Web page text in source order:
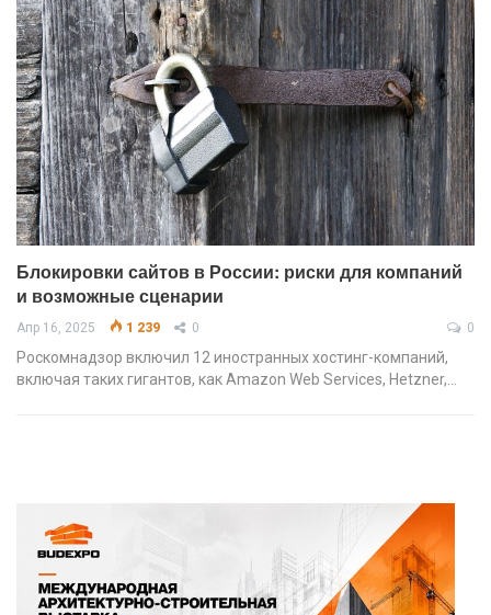
Блокировки сайтов в России: риски для компаний
и возможные сценарии
Апр 16, 2025 1 239 0 0
Роскомнадзор включил 12 иностранных хостинг-компаний,
включая таких гигантов, как Amazon Web Services, Hetzner,…